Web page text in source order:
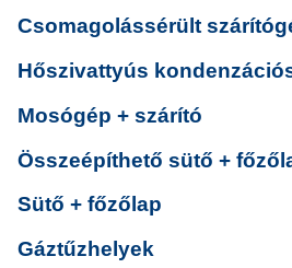
Csomagolássérült
Hőszivattyús
Mosógép + szárító
Összeépíthető sütő +
Sütő + főzőlap
Gáztűzhelyek